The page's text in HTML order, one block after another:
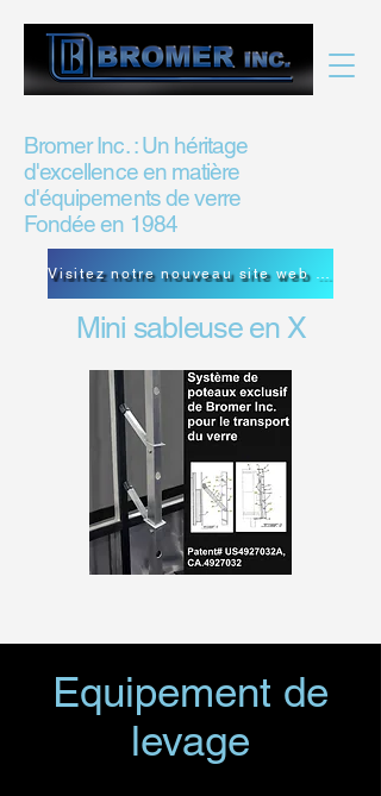
Bromer Inc. : Un héritage
d'excellence en matière
d'équipements de verre
Fondée en 1984
Mini sableuse en X
Visitez notre nouveau site web de Bromer Inc.
Equipement de
levage